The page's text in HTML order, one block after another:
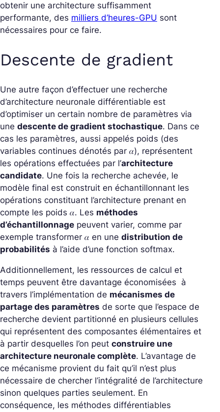
obtenir une architecture suffisamment
performante, des milliers d’heures-GPU sont
nécessaires pour ce faire.
Descente de gradient
Une autre façon d’effectuer une recherche
d’architecture neuronale différentiable est
d’optimiser un certain nombre de paramètres via
une descente de gradient stochastique. Dans ce
cas les paramètres, aussi appelés poids (des
variables continues dénotés par 𝛼), représentent
les opérations effectuées par l’architecture
candidate. Une fois la recherche achevée, le
modèle final est construit en échantillonnant les
opérations constituant l’architecture prenant en
compte les poids 𝛼. Les méthodes
d’échantillonnage peuvent varier, comme par
exemple transformer 𝛼 en une distribution de
probabilités à l’aide d’une fonction softmax.
Additionnellement, les ressources de calcul et
temps peuvent être davantage économisées à
travers l’implémentation de mécanismes de
partage des paramètres de sorte que l’espace de
recherche devient partitionné en plusieurs cellules
qui représentent des composantes élémentaires et
à partir desquelles l’on peut construire une
architecture neuronale complète. L’avantage de
ce mécanisme provient du fait qu’il n’est plus
nécessaire de chercher l’intégralité de l’architecture
sinon quelques parties seulement. En
conséquence, les méthodes différentiables